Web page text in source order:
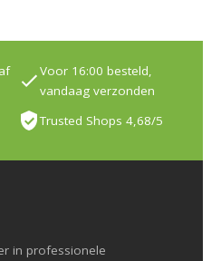
Voor 16:00 besteld,
vandaag verzonden
Trusted Shops 4,68/5
in professionele